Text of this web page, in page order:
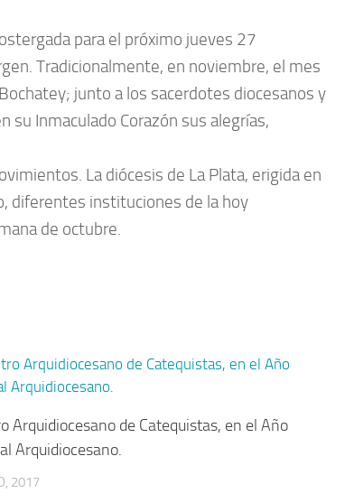
para el próximo jueves 27
Tradicionalmente, en noviembre, el mes
junto a los sacerdotes diocesanos y
su Inmaculado Corazón sus alegrías,
La diócesis de La Plata, erigida en
diferentes instituciones de la hoy
de octubre.
Arquidiocesano de Catequistas, en el Año
Arquidiocesano.
2017